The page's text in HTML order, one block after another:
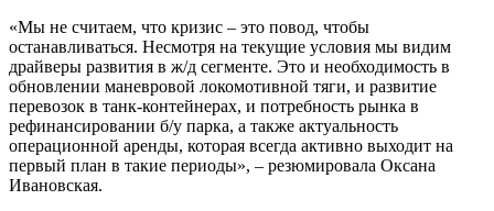
«Мы не считаем, что кризис – это повод, чтобы
останавливаться. Несмотря на текущие условия мы видим
драйверы развития в ж/д сегменте. Это и необходимость в
обновлении маневровой локомотивной тяги, и развитие
перевозок в танк-контейнерах, и потребность рынка в
рефинансировании б/у парка, а также актуальность
операционной аренды, которая всегда активно выходит на
первый план в такие периоды», – резюмировала Оксана
Ивановская.